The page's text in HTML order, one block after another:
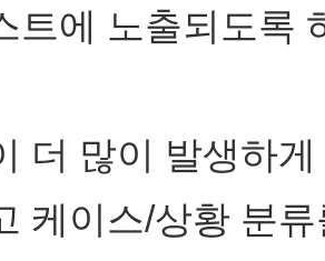
트에 노출되도록
더 많이 발생하
케이스/상황 분